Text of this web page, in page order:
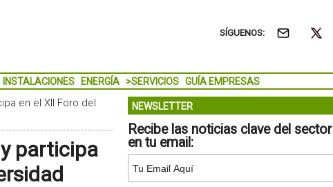
SÍGUENOS:
INSTALACIONES ENERGÍA >SERVICIOS GUÍA EMPRESAS
en el XII Foro del
participa
NEWSLETTER
Recibe las noticias clave del sector
en tu email: